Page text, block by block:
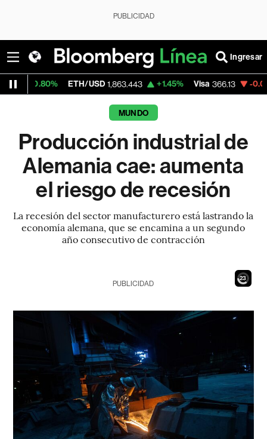
PUBLICIDAD
Ingresar
ETH/USD 1,863.443 +1.45% Visa 366.13 -0.04%
MUNDO
Producción industrial de
Alemania cae: aumenta
el riesgo de recesión
La recesión del sector manufacturero está lastrando la
economía alemana, que se encamina a un segundo
año consecutivo de contracción
21
PUBLICIDAD